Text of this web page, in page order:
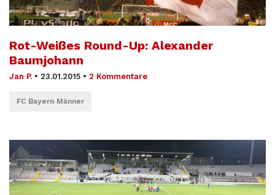
Rot-Weißes Round-Up: Alexander
Baumjohann
Jan P. • 23.01.2015 • 2 Kommentare
FC Bayern Männer